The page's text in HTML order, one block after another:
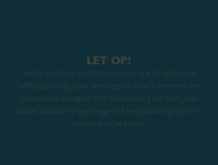
LET OP!
Dividenduitkeringen beïnvloeden ook de algemene
heffingskorting, jouw vermogen in box 3 en eventuele
excessieve leningen. Het is verstandig om met jouw
fiscaal adviseur te overleggen of het voordelig is om nu
dividend uit te keren.